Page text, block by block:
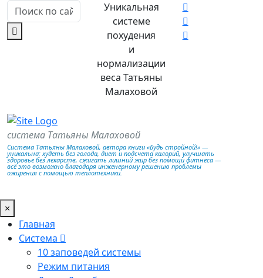
Уникальная
системе
похудения
и
нормализации
веса Татьяны
Малаховой
система Татьяны Малаховой
Система Татьяны Малаховой, автора книги «Будь стройной!» —
уникальна: худеть без голода, диет и подсчета калорий, улучшать
здоровье без лекарств, сжигать лишний жир без помощи фитнеса —
всё это возможно благодаря инженерному решению проблемы
ожирения с помощью теплотехники.
×
Главная
Система
10 заповедей системы
Режим питания